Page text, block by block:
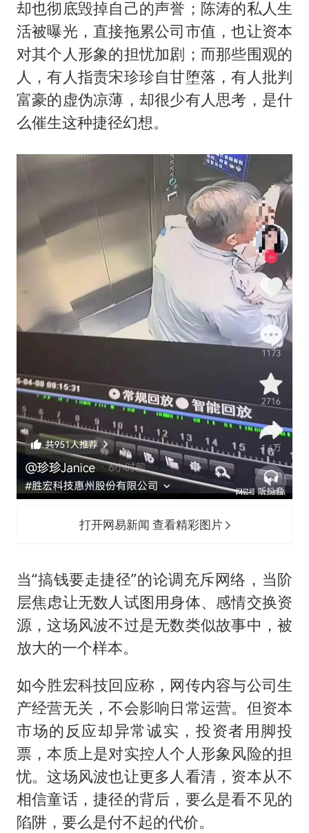
却也彻底毁掉自己的声誉；陈涛的私人生
活被曝光，直接拖累公司市值，也让资本
对其个人形象的担忧加剧；而那些围观的
人，有人指责宋珍珍自甘堕落，有人批判
富豪的虚伪凉薄，却很少有人思考，是什
么催生这种捷径幻想。
打开网易新闻 查看精彩图片
当“搞钱要走捷径”的论调充斥网络，当阶
层焦虑让无数人试图用身体、感情交换资
源，这场风波不过是无数类似故事中，被
放大的一个样本。
如今胜宏科技回应称，网传内容与公司生
产经营无关，不会影响日常运营。但资本
市场的反应却异常诚实，投资者用脚投
票，本质上是对实控人个人形象风险的担
忧。这场风波也让更多人看清，资本从不
相信童话，捷径的背后，要么是看不见的
陷阱，要么是付不起的代价。